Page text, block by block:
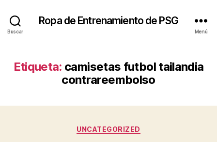
Buscar
Ropa de Entrenamiento de PSG
Menú
Etiqueta: camisetas futbol tailandia
contrareembolso
Categorías
UNCATEGORIZED